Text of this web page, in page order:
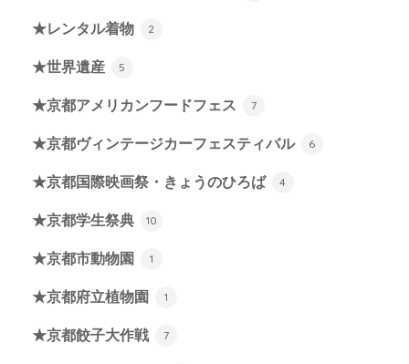
★レンタル着物 2
★世界遺産 5
★京都アメリカンフードフェス 7
★京都ヴィンテージカーフェスティバル 6
★京都国際映画祭・きょうのひろば 4
★京都学生祭典 10
★京都市動物園 1
★京都府立植物園 1
★京都餃子大作戦 7